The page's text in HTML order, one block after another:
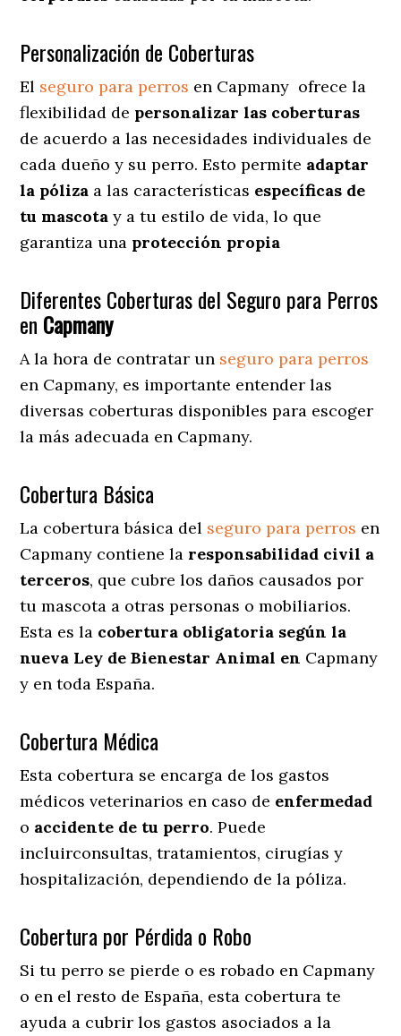
Personalización de Coberturas
El seguro para perros en Capmany ofrece la
flexibilidad de personalizar las coberturas
de acuerdo a las necesidades individuales de
cada dueño y su perro. Esto permite adaptar
la póliza a las características específicas de
tu mascota y a tu estilo de vida, lo que
garantiza una protección propia
Diferentes Coberturas del Seguro para Perros
en Capmany
A la hora de contratar un seguro para perros
en Capmany, es importante entender las
diversas coberturas disponibles para escoger
la más adecuada en Capmany.
Cobertura Básica
La cobertura básica del seguro para perros en
Capmany contiene la responsabilidad civil a
terceros, que cubre los daños causados por
tu mascota a otras personas o mobiliarios.
Esta es la cobertura obligatoria según la
nueva Ley de Bienestar Animal en Capmany
y en toda España.
Cobertura Médica
Esta cobertura se encarga de los gastos
médicos veterinarios en caso de enfermedad
o accidente de tu perro. Puede
incluirconsultas, tratamientos, cirugías y
hospitalización, dependiendo de la póliza.
Cobertura por Pérdida o Robo
Si tu perro se pierde o es robado en Capmany
o en el resto de España, esta cobertura te
ayuda a cubrir los gastos asociados a la